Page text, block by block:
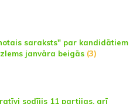
saraksts" par kandidātiem
janvāra beigās (3)
sodījis 11 partijas, arī